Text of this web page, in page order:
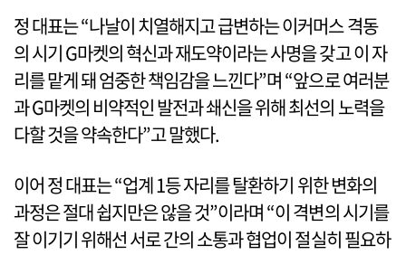
정 대표는 “나날이 치열해지고 급변하는 이커머스 격동
의 시기 G마켓의 혁신과 재도약이라는 사명을 갖고 이 자
리를 맡게 돼 엄중한 책임감을 느낀다”며 “앞으로 여러분
과 G마켓의 비약적인 발전과 쇄신을 위해 최선의 노력을
다할 것을 약속한다”고 말했다.
이어 정 대표는 “업계 1등 자리를 탈환하기 위한 변화의
과정은 절대 쉽지만은 않을 것”이라며 “이 격변의 시기를
잘 이기기 위해선 서로 간의 소통과 협업이 절실히 필요하